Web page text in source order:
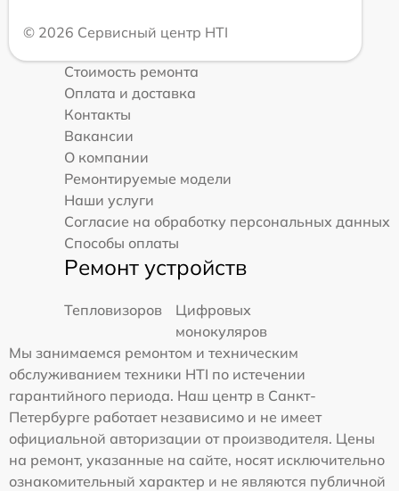
© 2026 Сервисный центр HTI
Стоимость ремонта
Оплата и доставка
Контакты
Вакансии
О компании
Ремонтируемые модели
Наши услуги
Согласие на обработку персональных данных
Способы оплаты
Ремонт устройств
Тепловизоров
Цифровых
монокуляров
Мы занимаемся ремонтом и техническим
обслуживанием техники HTI по истечении
гарантийного периода. Наш центр в Санкт-
Петербурге работает независимо и не имеет
официальной авторизации от производителя. Цены
на ремонт, указанные на сайте, носят исключительно
ознакомительный характер и не являются публичной